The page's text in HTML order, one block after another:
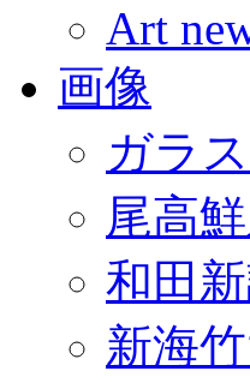
Art
画像
ガラ
尾高
和田
新海